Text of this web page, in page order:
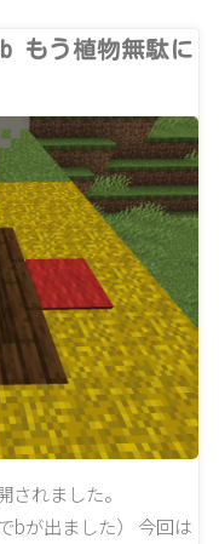
もう植物無駄に
れました。
bが出ました） 今回は